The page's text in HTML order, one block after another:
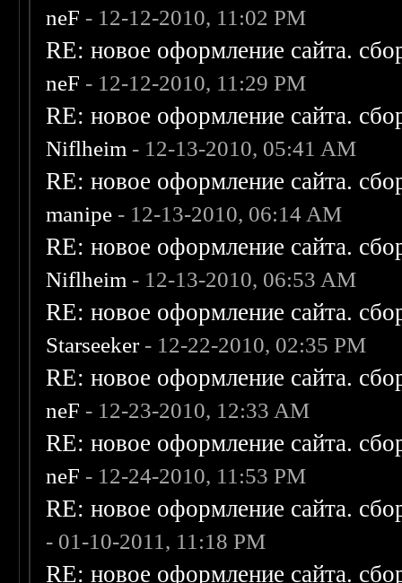
neF - 12-12-2010, 11:02 PM
RE: новое оформление сайта.
neF - 12-12-2010, 11:29 PM
RE: новое оформление сайта.
Niflheim - 12-13-2010, 05:41 AM
RE: новое оформление сайта.
manipe - 12-13-2010, 06:14 AM
RE: новое оформление сайта.
Niflheim - 12-13-2010, 06:53 AM
RE: новое оформление сайта.
Starseeker- 12-22-2010, 02:35 PM
RE: новое оформление сайта.
neF - 12-23-2010, 12:33 AM
RE: новое оформление сайта.
neF - 12-24-2010, 11:53 PM
RE: новое оформление сайта.
- 01-10-2011, 11:18 PM
RE: новое оформление сайта.